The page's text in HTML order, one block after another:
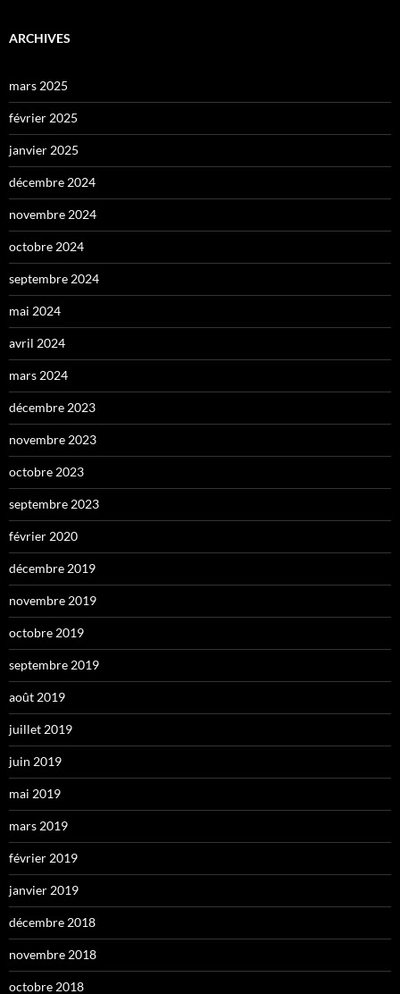
ARCHIVES
mars 2025
février 2025
janvier 2025
décembre 2024
novembre 2024
octobre 2024
septembre 2024
mai 2024
avril 2024
mars 2024
décembre 2023
novembre 2023
octobre 2023
septembre 2023
février 2020
décembre 2019
novembre 2019
octobre 2019
septembre 2019
août 2019
juillet 2019
juin 2019
mai 2019
mars 2019
février 2019
janvier 2019
décembre 2018
novembre 2018
octobre 2018